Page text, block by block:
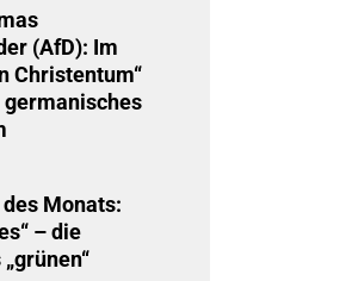
(AfD): Im
Christentum“
Monats:
– die